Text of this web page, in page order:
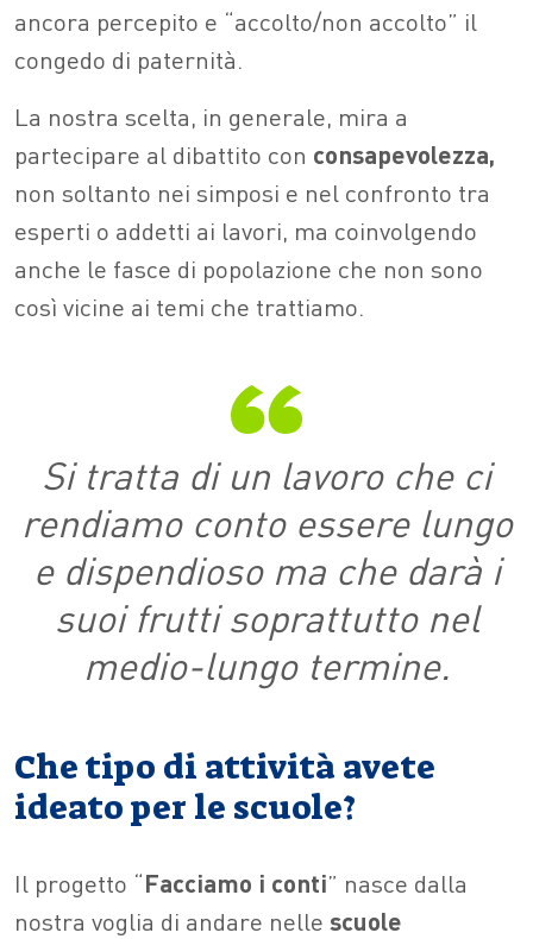
ancora percepito e “accolto/non accolto” il
congedo di paternità.
La nostra scelta, in generale, mira a
partecipare al dibattito con consapevolezza,
non soltanto nei simposi e nel confronto tra
esperti o addetti ai lavori, ma coinvolgendo
anche le fasce di popolazione che non sono
così vicine ai temi che trattiamo.
Si tratta di un lavoro che ci
rendiamo conto essere lungo
e dispendioso ma che darà i
suoi frutti soprattutto nel
medio-lungo termine.
Che tipo di attività avete
ideato per le scuole?
Il progetto “Facciamo i conti” nasce dalla
nostra voglia di andare nelle scuole